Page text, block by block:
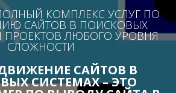
КОМПЛЕКС УСЛУГ ПО
САЙТОВ В ПОИСКОВЫХ
ПРОЕКТОВ ЛЮБОГО УРОВНЯ
СЛОЖНОСТИ
САЙТОВ В
СИСТЕМАХ – ЭТО